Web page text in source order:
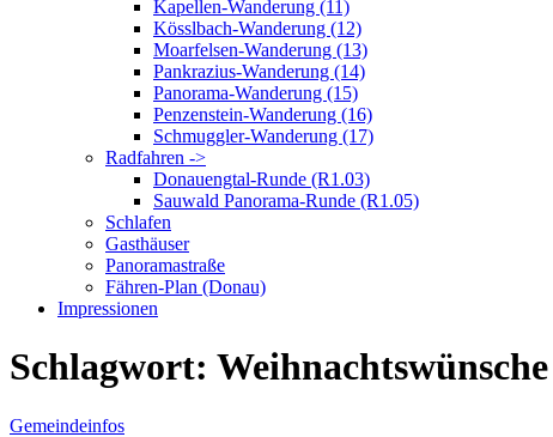
Kapellen-Wanderung (11)
Kösslbach-Wanderung (12)
Moarfelsen-Wanderung (13)
Pankrazius-Wanderung (14)
Panorama-Wanderung (15)
Penzenstein-Wanderung (16)
Schmuggler-Wanderung (17)
Radfahren ->
Donauengtal-Runde (R1.03)
Sauwald Panorama-Runde (R1.05)
Schlafen
Gasthäuser
Panoramastraße
Fähren-Plan (Donau)
Impressionen
Schlagwort: Weihnachtswünsche
Gemeindeinfos